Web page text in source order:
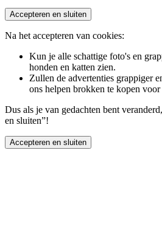
Accepteren en sluiten
Na het accepteren van cookies:
Kun je alle schattige foto's en
honden en katten zien.
Zullen de advertenties grappiger
ons helpen brokken te kopen
Dus als je van gedachten bent
en sluiten”!
Accepteren en sluiten